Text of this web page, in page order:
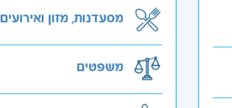
מסעדנות, מזון ואירועים
משפטים